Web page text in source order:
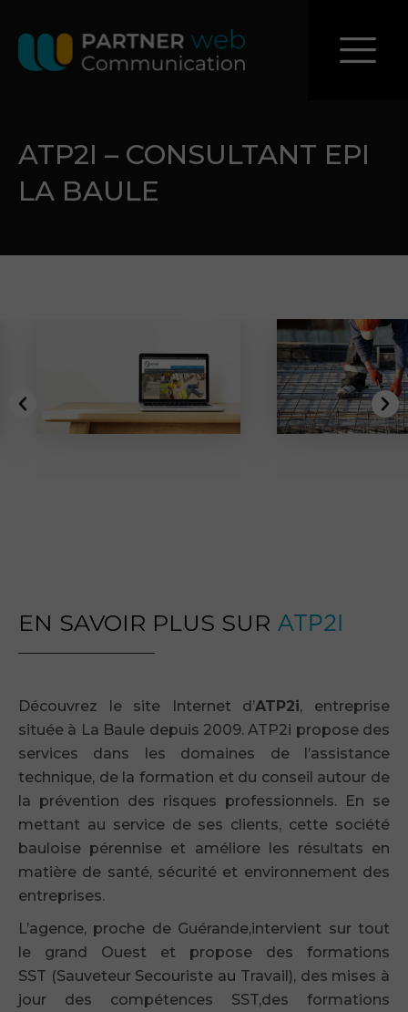
ATP2I – CONSULTANT EPI
LA BAULE
EN SAVOIR PLUS SUR ATP2I
Découvrez le site Internet d’ATP2i, entreprise
située à La Baule depuis 2009. ATP2i propose des
services dans les domaines de l’assistance
technique, de la formation et du conseil autour de
la prévention des risques professionnels. En se
mettant au service de ses clients, cette société
bauloise pérennise et améliore les résultats en
matière de santé, sécurité et environnement des
entreprises.
L’agence, proche de Guérande,intervient sur tout
le grand Ouest et propose des formations
SST (Sauveteur Secouriste au Travail), des mises à
jour des compétences SST,des formations